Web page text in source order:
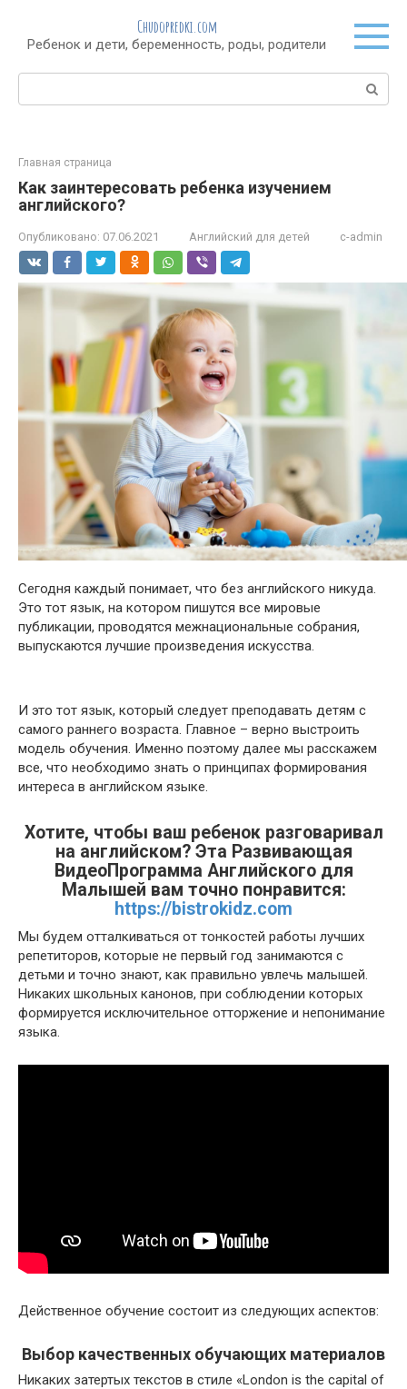
контенту
Chudopredki.com
Ребенок и дети, беременность, роды, родители
Поиск:
Главная страница
Как заинтересовать ребенка изучением
английского?
Опубликовано: 07.06.2021 Английский для детей c-admin
Сегодня каждый понимает, что без английского никуда.
Это тот язык, на котором пишутся все мировые
публикации, проводятся межнациональные собрания,
выпускаются лучшие произведения искусства.
И это тот язык, который следует преподавать детям с
самого раннего возраста. Главное – верно выстроить
модель обучения. Именно поэтому далее мы расскажем
все, что необходимо знать о принципах формирования
интереса в английском языке.
Хотите, чтобы ваш ребенок разговаривал
на английском? Эта Развивающая
ВидеоПрограмма Английского для
Малышей вам точно понравится:
https://bistrokidz.com
Мы будем отталкиваться от тонкостей работы лучших
репетиторов, которые не первый год занимаются с
детьми и точно знают, как правильно увлечь малышей.
Никаких школьных канонов, при соблюдении которых
формируется исключительное отторжение и непонимание
языка.
Действенное обучение состоит из следующих аспектов:
Выбор качественных обучающих материалов
Никаких затертых текстов в стиле «London is the capital of